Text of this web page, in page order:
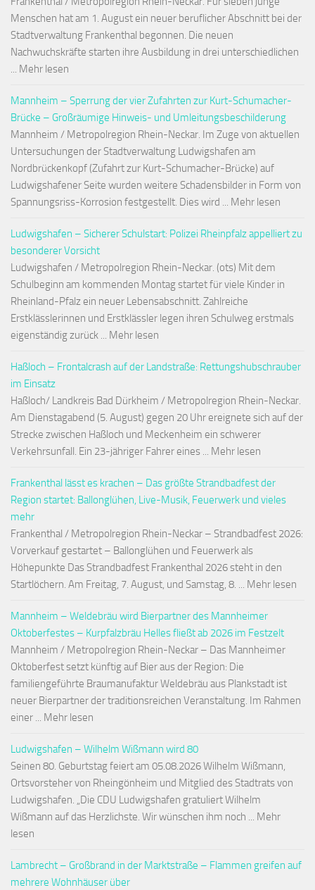
Menschen hat am 1. August ein neuer beruflicher Abschnitt bei der
Stadtverwaltung Frankenthal begonnen. Die neuen
Nachwuchskräfte starten ihre Ausbildung in drei unterschiedlichen
... Mehr lesen
Mannheim – Sperrung der vier Zufahrten zur Kurt-Schumacher-
Brücke – Großräumige Hinweis- und Umleitungsbeschilderung
Mannheim / Metropolregion Rhein-Neckar. Im Zuge von aktuellen
Untersuchungen der Stadtverwaltung Ludwigshafen am
Nordbrückenkopf (Zufahrt zur Kurt-Schumacher-Brücke) auf
Ludwigshafener Seite wurden weitere Schadensbilder in Form von
Spannungsriss-Korrosion festgestellt. Dies wird ... Mehr lesen
Ludwigshafen – Sicherer Schulstart: Polizei Rheinpfalz appelliert zu
besonderer Vorsicht
Ludwigshafen / Metropolregion Rhein-Neckar. (ots) Mit dem
Schulbeginn am kommenden Montag startet für viele Kinder in
Rheinland-Pfalz ein neuer Lebensabschnitt. Zahlreiche
Erstklässlerinnen und Erstklässler legen ihren Schulweg erstmals
eigenständig zurück ... Mehr lesen
Haßloch – Frontalcrash auf der Landstraße: Rettungshubschrauber
im Einsatz
Haßloch/ Landkreis Bad Dürkheim / Metropolregion Rhein-Neckar.
Am Dienstagabend (5. August) gegen 20 Uhr ereignete sich auf der
Strecke zwischen Haßloch und Meckenheim ein schwerer
Verkehrsunfall. Ein 23-jähriger Fahrer eines ... Mehr lesen
Frankenthal lässt es krachen – Das größte Strandbadfest der
Region startet: Ballonglühen, Live-Musik, Feuerwerk und vieles
mehr
Frankenthal / Metropolregion Rhein-Neckar – Strandbadfest 2026:
Vorverkauf gestartet – Ballonglühen und Feuerwerk als
Höhepunkte Das Strandbadfest Frankenthal 2026 steht in den
Startlöchern. Am Freitag, 7. August, und Samstag, 8. ... Mehr lesen
Mannheim – Weldebräu wird Bierpartner des Mannheimer
Oktoberfestes – Kurpfalzbräu Helles fließt ab 2026 im Festzelt
Mannheim / Metropolregion Rhein-Neckar – Das Mannheimer
Oktoberfest setzt künftig auf Bier aus der Region: Die
familiengeführte Braumanufaktur Weldebräu aus Plankstadt ist
neuer Bierpartner der traditionsreichen Veranstaltung. Im Rahmen
einer ... Mehr lesen
Ludwigshafen – Wilhelm Wißmann wird 80
Seinen 80. Geburtstag feiert am 05.08.2026 Wilhelm Wißmann,
Ortsvorsteher von Rheingönheim und Mitglied des Stadtrats von
Ludwigshafen. „Die CDU Ludwigshafen gratuliert Wilhelm
Wißmann auf das Herzlichste. Wir wünschen ihm noch ... Mehr
lesen
Lambrecht – Großbrand in der Marktstraße – Flammen greifen auf
mehrere Wohnhäuser über